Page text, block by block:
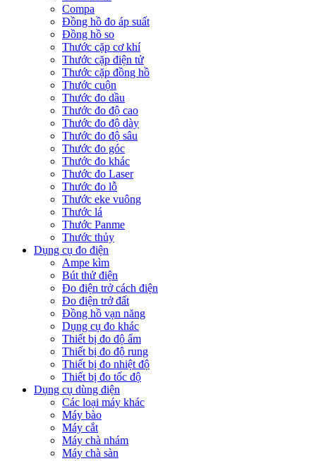
Compa
Đồng hồ đo áp suất
Đồng hồ so
Thước cặp cơ khí
Thước cặp điện tử
Thước cặp đồng hồ
Thước cuộn
Thước đo dầu
Thước đo độ cao
Thước đo độ dày
Thước đo độ sâu
Thước đo góc
Thước đo khác
Thước đo Laser
Thước đo lỗ
Thước eke vuông
Thước lá
Thước Panme
Thước thủy
Dụng cụ đo điện
Ampe kìm
Bút thử điện
Đo điện trở cách điện
Đo điện trở đất
Đồng hồ vạn năng
Dụng cụ đo khác
Thiết bị đo độ ẩm
Thiết bị đo độ rung
Thiết bị đo nhiệt độ
Thiết bị đo tốc độ
Dụng cụ dùng điện
Các loại máy khác
Máy bào
Máy cắt
Máy chà nhám
Máy chà sàn